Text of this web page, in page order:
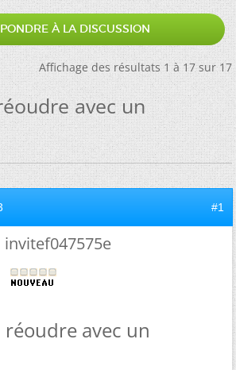
À LA DISCUSSION
Affichage des résultats 1 à 17 sur 17
avec un
#1
invitef047575e
réoudre avec un